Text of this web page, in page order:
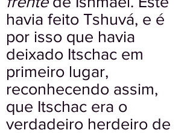
havia feito Tshuvá, e é
por isso que havia
deixado Itschac em
primeiro lugar,
reconhecendo assim,
que Itschac era o
verdadeiro herdeiro de